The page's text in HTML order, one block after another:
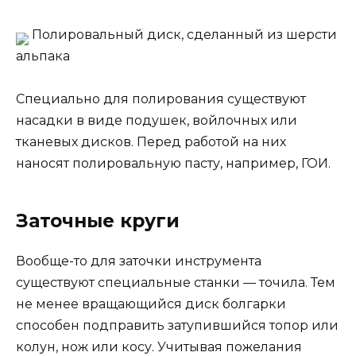
Полировальный диск, сделанный из шерсти
альпака
Специально для полирования существуют
насадки в виде подушек, войлочных или
тканевых дисков. Перед работой на них
наносят полировальную пасту, например, ГОИ.
Заточные круги
Вообще-то для заточки инструмента
существуют специальные станки — точила. Тем
не менее вращающийся диск болгарки
способен подправить затупившийся топор или
колун, нож или косу. Учитывая пожелания